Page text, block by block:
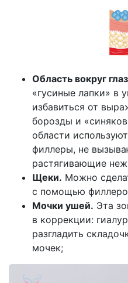
Область вокруг
«гусиные лапки» в
избавиться от
борозды и
области
филлеры, не
растягивающие
Щеки. Можно
с помощью
Мочки ушей. Эта
в коррекции:
разгладить
мочек;